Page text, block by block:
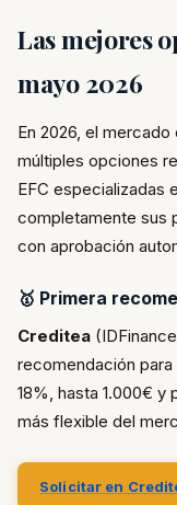
Las mejores
mayo 2026
En 2026, el
múltiples opciones
EFC especializadas
completamente sus
con aprobación
🥇 Primera
Creditea
recomendación para
18%, hasta 1.000€ y
más flexible del
Solicitar en